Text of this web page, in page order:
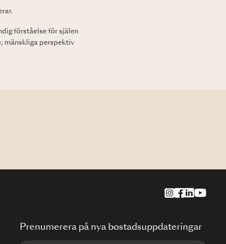
förståelse för själen
mänskliga perspektiv
Prenumerera på nya bostadsuppdateringar